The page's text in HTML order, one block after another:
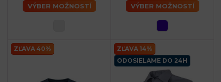
VÝBER MOŽNOSTÍ VÝBER MOŽNOSTÍ
ZĽAVA 40%
ZĽAVA 14%
ODOSIELAME DO 24H